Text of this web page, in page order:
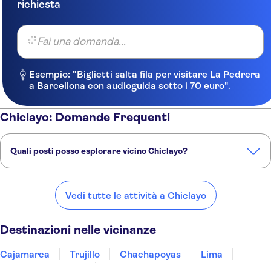
richiesta
Fai una domanda...
Esempio: "Biglietti salta fila per visitare La Pedrera
a Barcellona con audioguida sotto i 70 euro".
Chiclayo: Domande Frequenti
Quali posti posso esplorare vicino Chiclayo?
Trujillo Chachapoyas Lima Paracas
Vedi tutte le attività a Chiclayo
Destinazioni nelle vicinanze
Cajamarca Trujillo Chachapoyas
Lima